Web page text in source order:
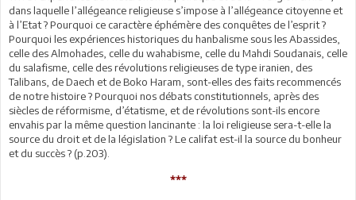
dans laquelle l’allégeance religieuse s’impose à l’allégeance citoyenne et
à l’Etat ? Pourquoi ce caractère éphémère des conquêtes de l’esprit ?
Pourquoi les expériences historiques du hanbalisme sous les Abassides,
celle des Almohades, celle du wahabisme, celle du Mahdi Soudanais, celle
du salafisme, celle des révolutions religieuses de type iranien, des
Talibans, de Daech et de Boko Haram, sont-elles des faits recommencés
de notre histoire ? Pourquoi nos débats constitutionnels, après des
siècles de réformisme, d’étatisme, et de révolutions sont-ils encore
envahis par la même question lancinante : la loi religieuse sera-t-elle la
source du droit et de la législation ? Le califat est-il la source du bonheur
et du succès ? (p.203).
***